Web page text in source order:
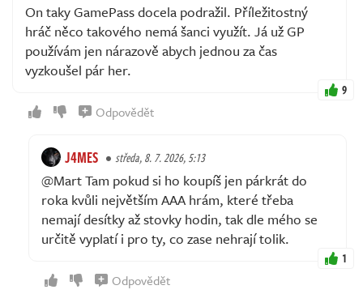
On taky GamePass docela podražil. Příležitostný
hráč něco takového nemá šanci využít. Já už GP
používám jen nárazově abych jednou za čas
vyzkoušel pár her.
9
Odpovědět
J4MES středa, 8. 7. 2026, 5:13
@Mart Tam pokud si ho koupíš jen párkrát do
roka kvůli největším AAA hrám, které třeba
nemají desítky až stovky hodin, tak dle mého se
určitě vyplatí i pro ty, co zase nehrají tolik.
1
Odpovědět